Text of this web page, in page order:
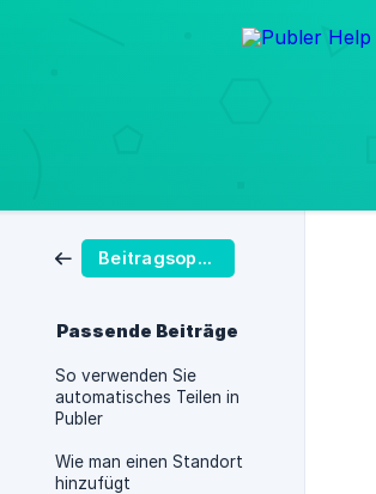
Beitragsoptionen
Passende Beiträge
So verwenden Sie
automatisches Teilen in
Publer
Wie man einen Standort
hinzufügt